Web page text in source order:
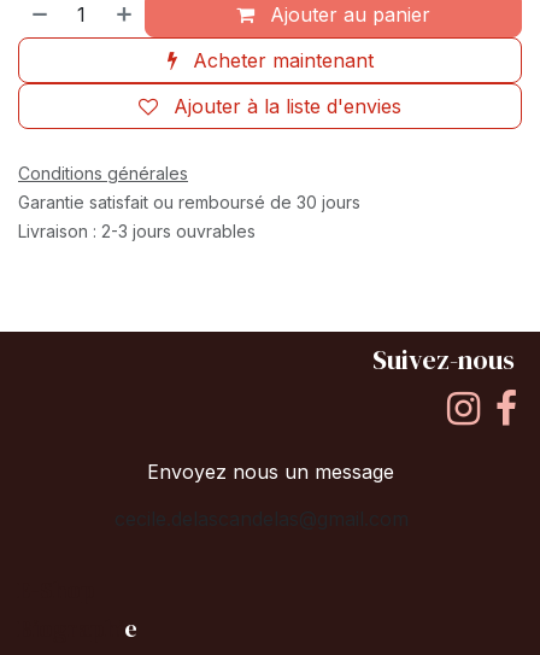
Ajouter au panier
Acheter maintenant
Ajouter à la liste d'envies
Conditions générales
Garantie satisfait ou remboursé de 30 jours
Livraison : 2-3 jours ouvrables
Suivez-nous
Envoyez nous un message
e